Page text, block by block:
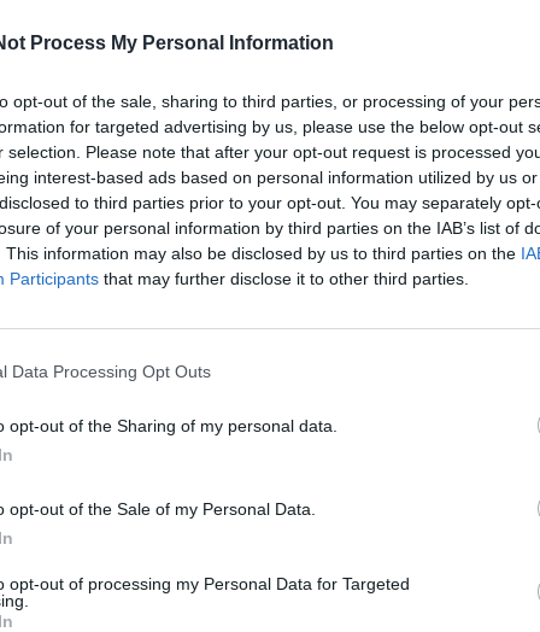
Process My Personal Information
opt-out of the sale, sharing to third parties, or processing of your
for targeted advertising by us, please use the below opt-out
selection. Please note that after your opt-out request is processed
interest-based ads based on personal information utilized by us
to third parties prior to your opt-out. You may separately
of your personal information by third parties on the IAB’s list of
This information may also be disclosed by us to third parties on the
Participants that may further disclose it to other third parties.
Data Processing Opt Outs
opt-out of the Sharing of my personal data.
opt-out of the Sale of my Personal Data.
opt-out of processing my Personal Data for Targeted
iš eilės patyrusioje "Flyers" ekipoje pasižymėjo Endrius
MacDonald, 37) ir Vensanas Lekavaljė (Vincent
D. Zubrus į vartus nemetė ir išvengė baudos minučių.